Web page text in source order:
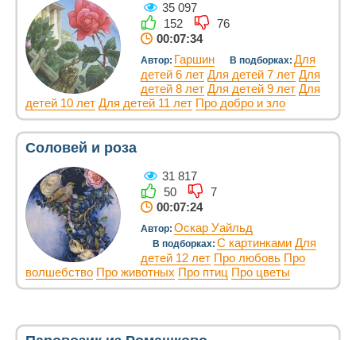
35 097
152
76
00:07:34
Автор: Гаршин В подборках: Для
детей 6 лет Для детей 7 лет Для
детей 8 лет Для детей 9 лет Для
детей 10 лет Для детей 11 лет Про добро и зло
Соловей и роза
31 817
50
7
00:07:24
Автор: Оскар Уайльд
В подборках: С картинками Для
детей 12 лет Про любовь Про
волшебство Про животных Про птиц Про цветы